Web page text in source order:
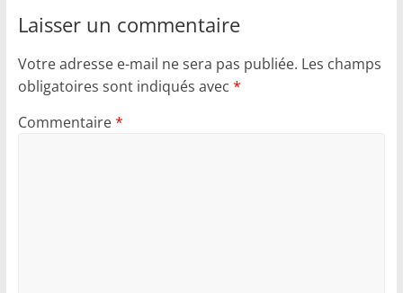
Laisser un commentaire
Votre adresse e-mail ne sera pas publiée. Les champs
obligatoires sont indiqués avec *
Commentaire*